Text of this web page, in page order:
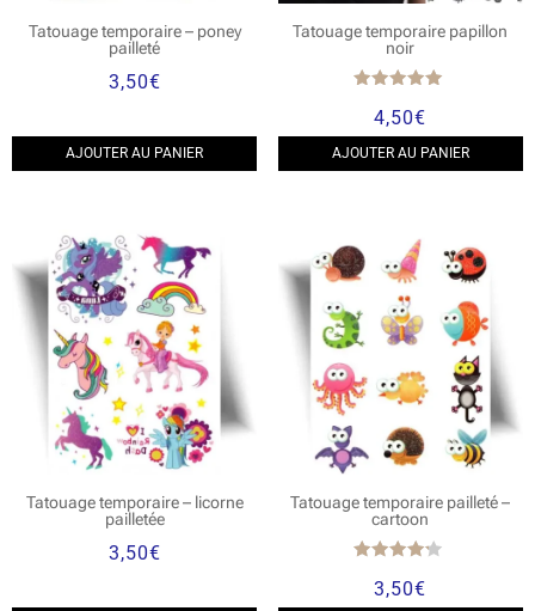
Tatouage temporaire – poney
pailleté
3,50€
AJOUTER AU PANIER
Tatouage temporaire papillon
noir
5.00
sur 5
4,50€
AJOUTER AU PANIER
Tatouage temporaire – licorne
pailletée
3,50€
Tatouage temporaire pailleté –
cartoon
4.00
sur 5
3,50€